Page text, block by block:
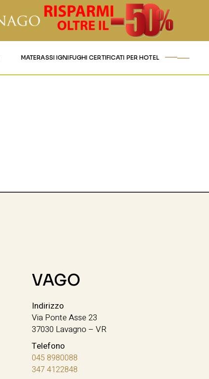
MATERASSI IGNIFUGHI CERTIFICATI PER HOTEL
VAGO
Indirizzo
Via Ponte Asse 23
37030 Lavagno – VR
Telefono
045 8980088
347 4122848